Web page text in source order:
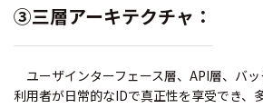
③三層アーキテクチャ：
ユーザインターフェース層、API層、バッ
利用者が日常的なIDで真正性を享受でき、